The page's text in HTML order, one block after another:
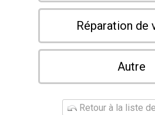
Réparation de
Autre
Retour à la liste